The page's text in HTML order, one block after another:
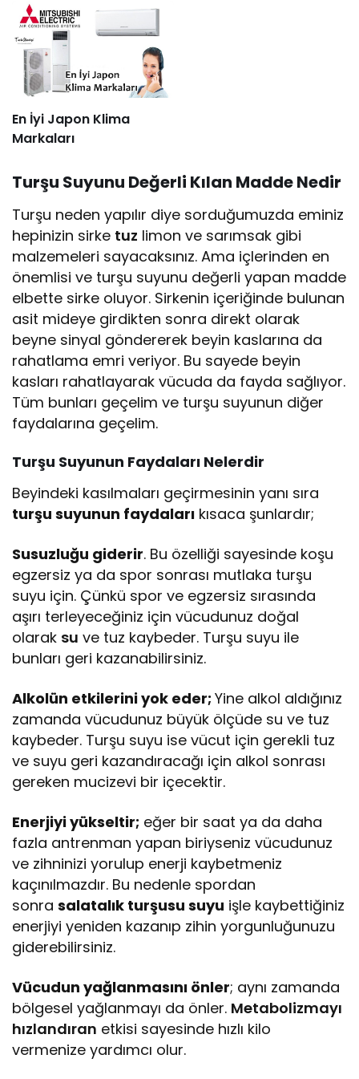
En İyi Japon Klima
Markaları
Turşu Suyunu Değerli Kılan Madde Nedir
Turşu neden yapılır diye sorduğumuzda eminiz
hepinizin sirke tuz limon ve sarımsak gibi
malzemeleri sayacaksınız. Ama içlerinden en
önemlisi ve turşu suyunu değerli yapan madde
elbette sirke oluyor. Sirkenin içeriğinde bulunan
asit mideye girdikten sonra direkt olarak
beyne sinyal göndererek beyin kaslarına da
rahatlama emri veriyor. Bu sayede beyin
kasları rahatlayarak vücuda da fayda sağlıyor.
Tüm bunları geçelim ve turşu suyunun diğer
faydalarına geçelim.
Turşu Suyunun Faydaları Nelerdir
Beyindeki kasılmaları geçirmesinin yanı sıra
turşu suyunun faydaları kısaca şunlardır;
Susuzluğu giderir. Bu özelliği sayesinde koşu
egzersiz ya da spor sonrası mutlaka turşu
suyu için. Çünkü spor ve egzersiz sırasında
aşırı terleyeceğiniz için vücudunuz doğal
olarak su ve tuz kaybeder. Turşu suyu ile
bunları geri kazanabilirsiniz.
Alkolün etkilerini yok eder;Yine alkol aldığınız
zamanda vücudunuz büyük ölçüde su ve tuz
kaybeder. Turşu suyu ise vücut için gerekli tuz
ve suyu geri kazandıracağı için alkol sonrası
gereken mucizevi bir içecektir.
Enerjiyi yükseltir; eğer bir saat ya da daha
fazla antrenman yapan biriyseniz vücudunuz
ve zihninizi yorulup enerji kaybetmeniz
kaçınılmazdır. Bu nedenle spordan
sonrasalatalık turşusu suyu işle kaybettiğiniz
enerjiyi yeniden kazanıp zihin yorgunluğunuzu
giderebilirsiniz.
Vücudun yağlanmasını önler; aynı zamanda
bölgesel yağlanmayı da önler. Metabolizmayı
hızlandıran etkisi sayesinde hızlı kilo
vermenize yardımcı olur.